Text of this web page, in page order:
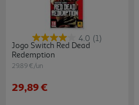
4.0 (1)
Jogo Switch Red Dead
Redemption
29.89 €/un
29,89 €